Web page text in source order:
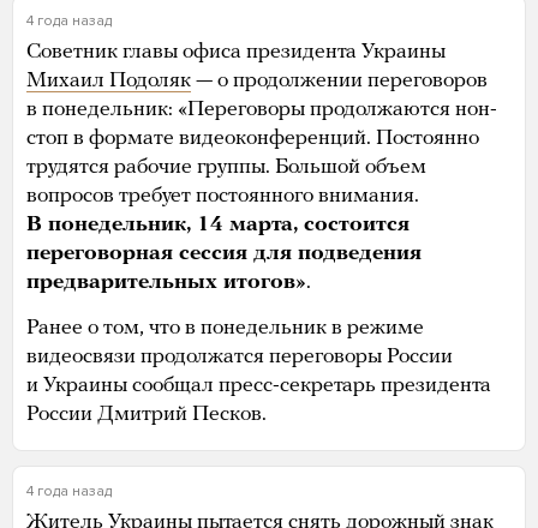
4 года назад
Советник главы офиса президента Украины
Михаил Подоляк — о продолжении переговоров
в понедельник: «Переговоры продолжаются нон-
стоп в формате видеоконференций. Постоянно
трудятся рабочие группы. Большой объем
вопросов требует постоянного внимания.
В понедельник, 14 марта, состоится
переговорная сессия для подведения
предварительных итогов».
Ранее о том, что в понедельник в режиме
видеосвязи продолжатся переговоры России
и Украины сообщал пресс-секретарь президента
России Дмитрий Песков.
4 года назад
Житель Украины пытается снять дорожный знак